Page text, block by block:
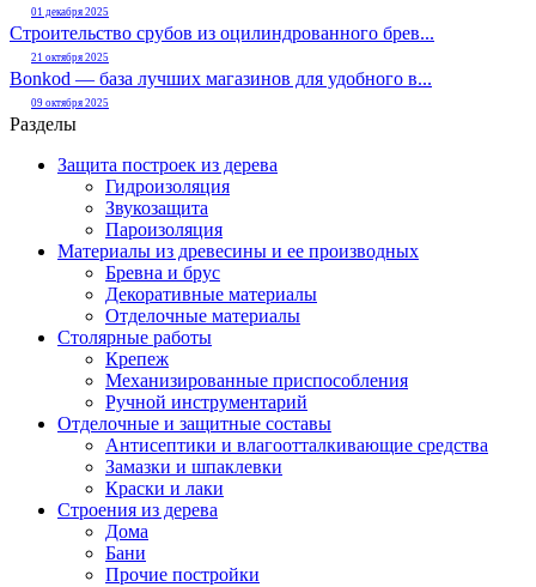
01 декабря 2025
Строительство срубов из оцилиндрованного брев...
21 октября 2025
Bonkod — база лучших магазинов для удобного в...
09 октября 2025
Разделы
Защита построек из дерева
Гидроизоляция
Звукозащита
Пароизоляция
Материалы из древесины и ее производных
Бревна и брус
Декоративные материалы
Отделочные материалы
Столярные работы
Крепеж
Механизированные приспособления
Ручной инструментарий
Отделочные и защитные составы
Антисептики и влагоотталкивающие средства
Замазки и шпаклевки
Краски и лаки
Строения из дерева
Дома
Бани
Прочие постройки